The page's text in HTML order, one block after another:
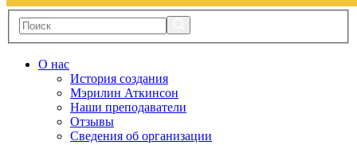
О нас
История создания
Мэрилин Аткинсон
Наши преподаватели
Отзывы
Сведения об организации